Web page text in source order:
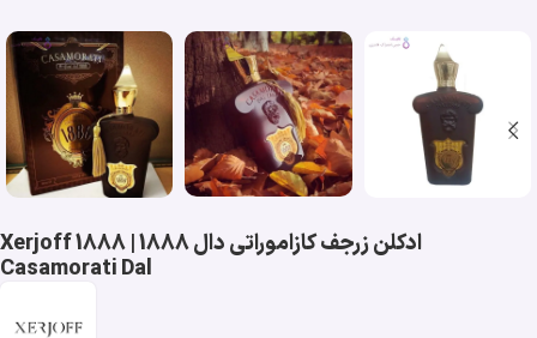
ادکلن زرجف کازاموراتی دال 1888 | Xerjoff 1888
Casamorati Dal